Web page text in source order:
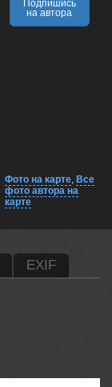
Подпишись
на автора
Фото на карте, Все
фото автора на
карте
EXIF